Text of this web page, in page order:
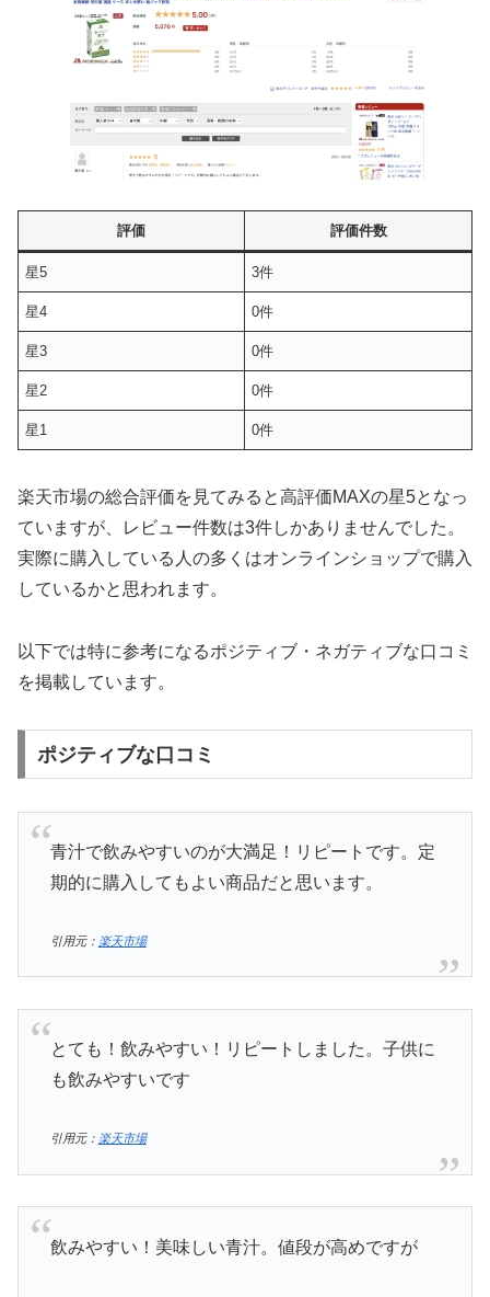
評価 評価件数
星5 3件
星4 0件
星3 0件
星2 0件
星1 0件
楽天市場の総合評価を見てみると高評価MAXの星5となっ
ていますが、レビュー件数は3件しかありませんでした。
実際に購入している人の多くはオンラインショップで購入
しているかと思われます。
以下では特に参考になるポジティブ・ネガティブな口コミ
を掲載しています。
ポジティブな口コミ
青汁で飲みやすいのが大満足！リピートです。定
期的に購入してもよい商品だと思います。
引用元： 楽天市場
とても！飲みやすい！リピートしました。子供に
も飲みやすいです
引用元： 楽天市場
飲みやすい！美味しい青汁。値段が高めですが